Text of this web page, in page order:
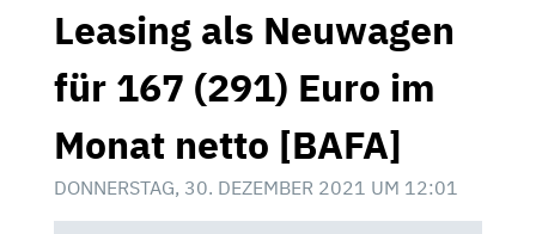
Leasing als Neuwagen
für 167 (291) Euro im
Monat netto [BAFA]
DONNERSTAG, 30. DEZEMBER 2021 UM 12:01